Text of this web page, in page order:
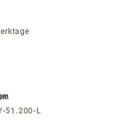
51.200-L